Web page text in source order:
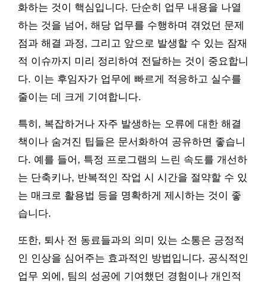
화하는 것이 핵심입니다. 단순히 업무 내용을 나열
하는 것을 넘어, 해당 업무를 수행하며 겪었던 문제
점과 해결 과정, 그리고 앞으로 발생할 수 있는 잠재
적 이슈까지 미리 정리하여 전달하는 것이 중요합니
다. 이는 후임자가 업무에 빠르게 적응하고 실수를
줄이는 데 크게 기여합니다.
특히, 복잡하거나 자주 발생하는 오류에 대한 해결
책이나 숨겨진 팁들은 문서화하여 공유하면 좋습니
다. 예를 들어, 특정 프로그램의 느린 속도를 개선하
는 단축키나, 반복적인 작업 시 시간을 절약할 수 있
는 매크로 활용법 등을 명확하게 제시하는 것이 좋
습니다.
또한, 퇴사 전 동료들과의 의미 있는 소통은 긍정적
인 인상을 심어주는 효과적인 방법입니다. 공식적인
업무 외에, 팀의 성공에 기여했던 경험이나 개인적